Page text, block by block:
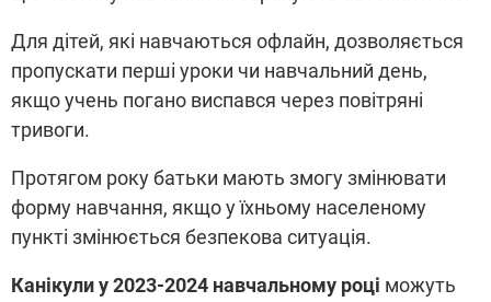
Для дітей, які навчаються офлайн, дозволяється
пропускати перші уроки чи навчальний день,
якщо учень погано виспався через повітряні
тривоги.
Протягом року батьки мають змогу змінювати
форму навчання, якщо у їхньому населеному
пункті змінюється безпекова ситуація.
Канікули у 2023-2024 навчальному році можуть